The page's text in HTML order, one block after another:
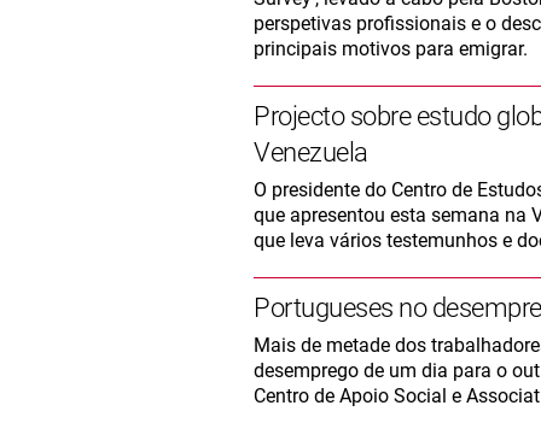
perspetivas profissionais e o
principais motivos para emigrar.
Projecto sobre estudo
Venezuela
O presidente do Centro de
que apresentou esta semana na
que leva vários testemunhos e
Portugueses no
Mais de metade dos
desemprego de um dia para o
Centro de Apoio Social e